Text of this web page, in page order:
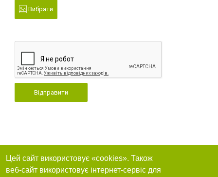
Вибрати
Відправити
Цей сайт використовує «cookies». Також
веб-сайт використовує інтернет-сервіс для